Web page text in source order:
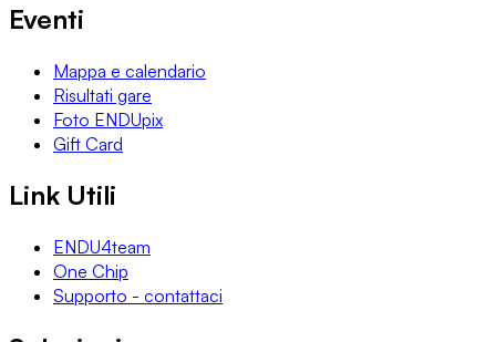
Eventi
Mappa e calendario
Risultati gare
Foto ENDUpix
Gift Card
Link Utili
ENDU4team
One Chip
Supporto - contattaci